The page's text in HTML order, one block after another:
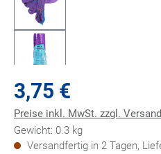
3,75 €
Preise inkl. MwSt. zzgl.
Gewicht: 0.3 kg
Versandfertig in 2 Tagen,